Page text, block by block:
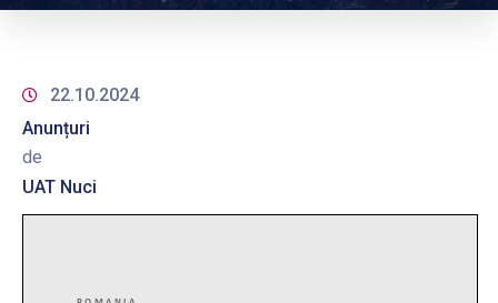
22.10.2024
Anunțuri
de
UAT Nuci